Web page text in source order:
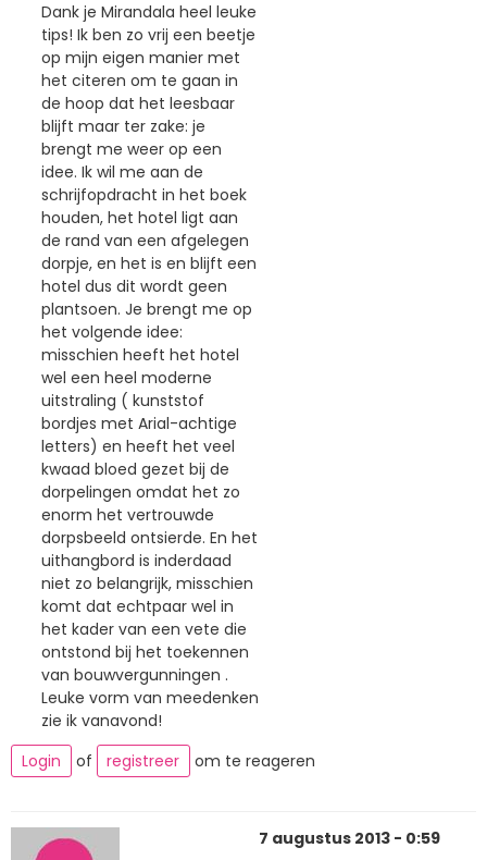
Dank je Mirandala heel leuke
tips! Ik ben zo vrij een beetje
op mijn eigen manier met
het citeren om te gaan in
de hoop dat het leesbaar
blijft maar ter zake: je
brengt me weer op een
idee. Ik wil me aan de
schrijfopdracht in het boek
houden, het hotel ligt aan
de rand van een afgelegen
dorpje, en het is en blijft een
hotel dus dit wordt geen
plantsoen. Je brengt me op
het volgende idee:
misschien heeft het hotel
wel een heel moderne
uitstraling ( kunststof
bordjes met Arial-achtige
letters) en heeft het veel
kwaad bloed gezet bij de
dorpelingen omdat het zo
enorm het vertrouwde
dorpsbeeld ontsierde. En het
uithangbord is inderdaad
niet zo belangrijk, misschien
komt dat echtpaar wel in
het kader van een vete die
ontstond bij het toekennen
van bouwvergunningen .
Leuke vorm van meedenken
zie ik vanavond!
Login
of registreer om te reageren
7 augustus 2013 - 0:59